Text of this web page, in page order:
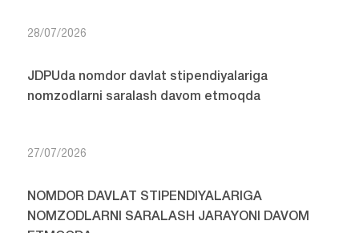
28/07/2026
JDPUda nomdor davlat stipendiyalariga
nomzodlarni saralash davom etmoqda
27/07/2026
NOMDOR DAVLAT STIPENDIYALARIGA
NOMZODLARNI SARALASH JARAYONI DAVOM